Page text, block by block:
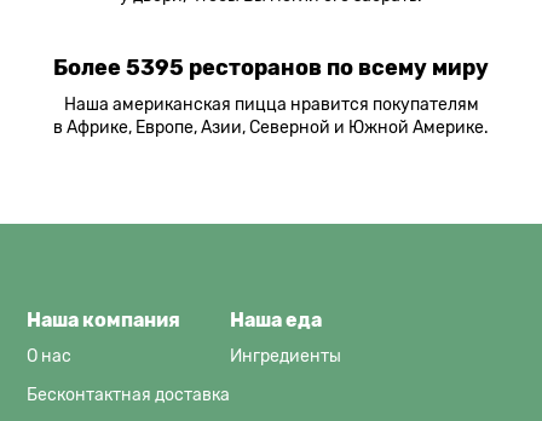
Более 5395 ресторанов по всему миру
Наша американская пицца нравится покупателям
в Африке, Европе, Азии, Северной и Южной Америке.
Наша компания
О нас
Бесконтактная доставка
Наша еда
Ингредиенты